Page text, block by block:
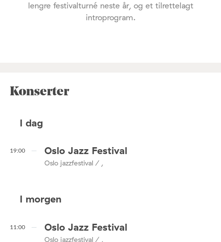
lengre festivalturné neste år, og et tilrettelagt
introprogram.
Konserter
I dag
19:00 Oslo Jazz Festival
Oslo jazzfestival / ,
I morgen
11:00 Oslo Jazz Festival
Oslo jazzfestival / ,